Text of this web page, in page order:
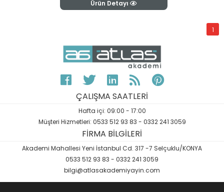
Ürün Detayı
1
ÇALIŞMA SAATLERİ
Hafta içi: 09:00 - 17:00
Müşteri Hizmetleri: 0533 512 93 83 - 0332 241 3059
FİRMA BİLGİLERİ
Akademi Mahallesi Yeni İstanbul Cd. 317 -7 Selçuklu/KONYA
0533 512 93 83 - 0332 241 3059
bilgi@atlasakademiyayin.com